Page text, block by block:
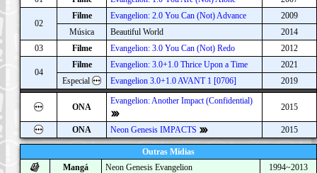
02
Filme Evangelion: 2.0 You Can (Not) Advance
2009
Música
Beautiful World
2014
03
Filme Evangelion: 3.0 You Can (Not) Redo 2012
04
Filme Evangelion: 3.0+1.0 Thrice Upon a Time
2021
Especial
Evangelion 3.0+1.0 AVANT 1 [0706] 2019
ONA
Evangelion: Another Impact (Confidential)
2015
ONA Neon Genesis IMPACTS 2015
Outras Mídias
Mangá
Neon Genesis Evangelion 1994~2013